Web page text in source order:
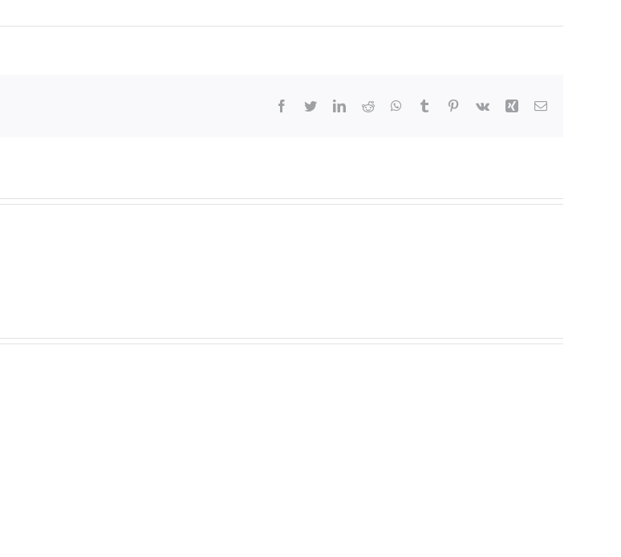
Facebook
TwitterLinkedIn
Reddit WhatsApp
Tumblr Pinterest
Vk Xing Email